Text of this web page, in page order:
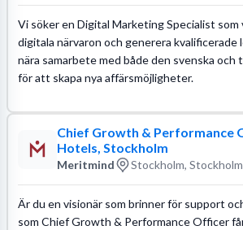
Vi söker en Digital Marketing Specialist som
digitala närvaron och generera kvalificerade
nära samarbete med både den svenska och
för att skapa nya affärsmöjligheter.
Chief Growth & Performance
Hotels, Stockholm
Meritmind Stockholm,
Är du en visionär som brinner för support
som Chief Growth & Performance Officer